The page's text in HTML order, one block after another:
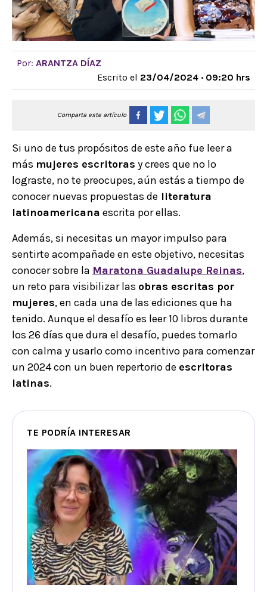
Por: ARANTZA DÍAZ
Escrito el 23/04/2024 · 09:20 hrs
Comparta este artículo
Si uno de tus propósitos de este año fue leer a
más mujeres escritoras y crees que no lo
lograste, no te preocupes, aún estás a tiempo de
conocer nuevas propuestas de literatura
latinoamericana escrita por ellas.
Además, si necesitas un mayor impulso para
sentirte acompañade en este objetivo, necesitas
conocer sobre la Maratona Guadalupe Reinas,
un reto para visibilizar las obras escritas por
mujeres, en cada una de las ediciones que ha
tenido. Aunque el desafío es leer 10 libros durante
los 26 días que dura el desafío, puedes tomarlo
con calma y usarlo como incentivo para comenzar
un 2024 con un buen repertorio de escritoras
latinas.
TE PODRÍA INTERESAR